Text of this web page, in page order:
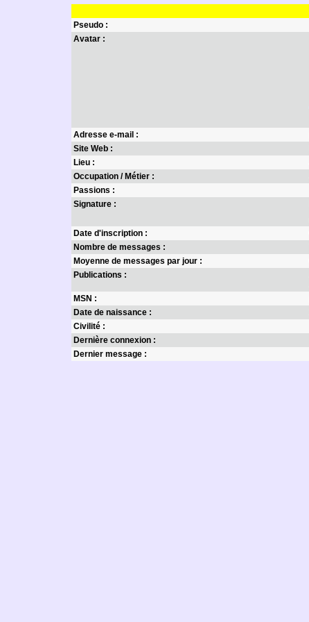
Pseudo :
Avatar :
Adresse e-mail :
Site Web :
Lieu :
Occupation / Métier :
Passions :
Signature :
Date d'inscription :
Nombre de messages :
Moyenne de messages par jour :
Publications :
MSN :
Date de naissance :
Civilité :
Dernière connexion :
Dernier message :